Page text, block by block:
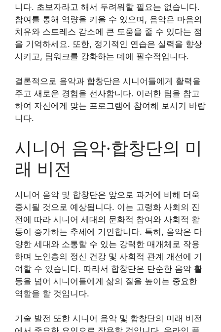
니다. 초보자라고 해서 두려워할 필요는 없습니다.
참여를 통해 역량을 키울 수 있으며, 음악은 마음의
치유와 스트레스 감소에 큰 도움을 줄 수 있다는 점
을 기억하세요. 또한, 정기적인 연습은 실력을 향상
시키고, 팀워크를 강화하는 데에 필수적입니다.
결론적으로 음악과 합창단은 시니어들에게 활력을
주고 새로운 경험을 선사합니다. 이러한 팁을 참고
하여 자신에게 맞는 프로그램에 참여해 보시기 바랍
니다.
시니어 음악·합창단의 미
래 비전
시니어 음악 및 합창단은 앞으로 과거에 비해 더욱
중시될 것으로 예상됩니다. 이는 고령화 사회의 진
전에 따라 시니어 세대의 문화적 참여와 사회적 활
동이 증가하는 추세에 기인합니다. 특히, 음악은 다
양한 세대와 소통할 수 있는 강력한 매개체로 작용
하며 노인층의 정신 건강 및 사회적 관계 개선에 기
여할 수 있습니다. 따라서 합창단은 단순한 음악 활
동을 넘어 시니어들에게 삶의 질을 높이는 중요한
역할을 할 것입니다.
기술 발전 또한 시니어 음악 및 합창단의 미래 비전